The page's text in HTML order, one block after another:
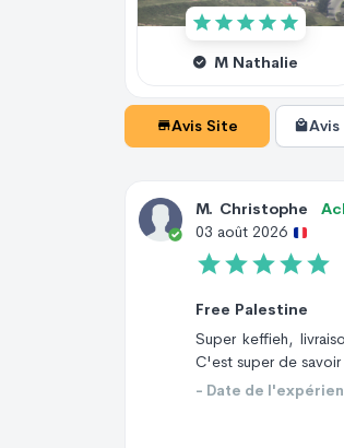
M Nathalie
Avis Site
M. Christophe
03 août 2026
Free Palestine
Super keffieh,
C'est super de
- Date de